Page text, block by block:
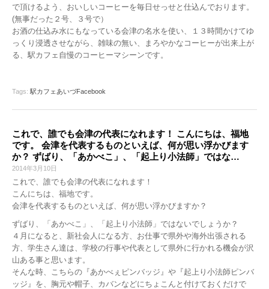
で頂けるよう、おいしいコーヒーを毎日せっせと仕込んでおります。
(無事だった２号、３号で）
お酒の仕込み水にもなっている会津の名水を使い、１３時間かけてゆ
っくり浸透させながら、雑味の無い、まろやかなコーヒーが出来上が
る、駅カフェ自慢のコーヒーマシーンです。
Tags: 駅カフェあいづFacebook
これで、誰でも会津の代表になれます！ こんにちは、福地
です。 会津を代表するものといえば、何が思い浮かびます
か？ ずばり、「あかべこ」、「起上り小法師」ではな…
2014年3月10日
これで、誰でも会津の代表になれます！
こんにちは、福地です。
会津を代表するものといえば、何が思い浮かびますか？
ずばり、「あかべこ」、「起上り小法師」ではないでしょうか？
４月になると、新社会人になる方、お仕事で県外や海外出張される
方、学生さん達は、学校の行事や代表として県外に行かれる機会が沢
山ある事と思います。
そんな時、こちらの『あかべぇピンバッジ』や『起上り小法師ピンバ
ッジ』を、胸元や帽子、カバンなどにちょこんと付けておくだけで